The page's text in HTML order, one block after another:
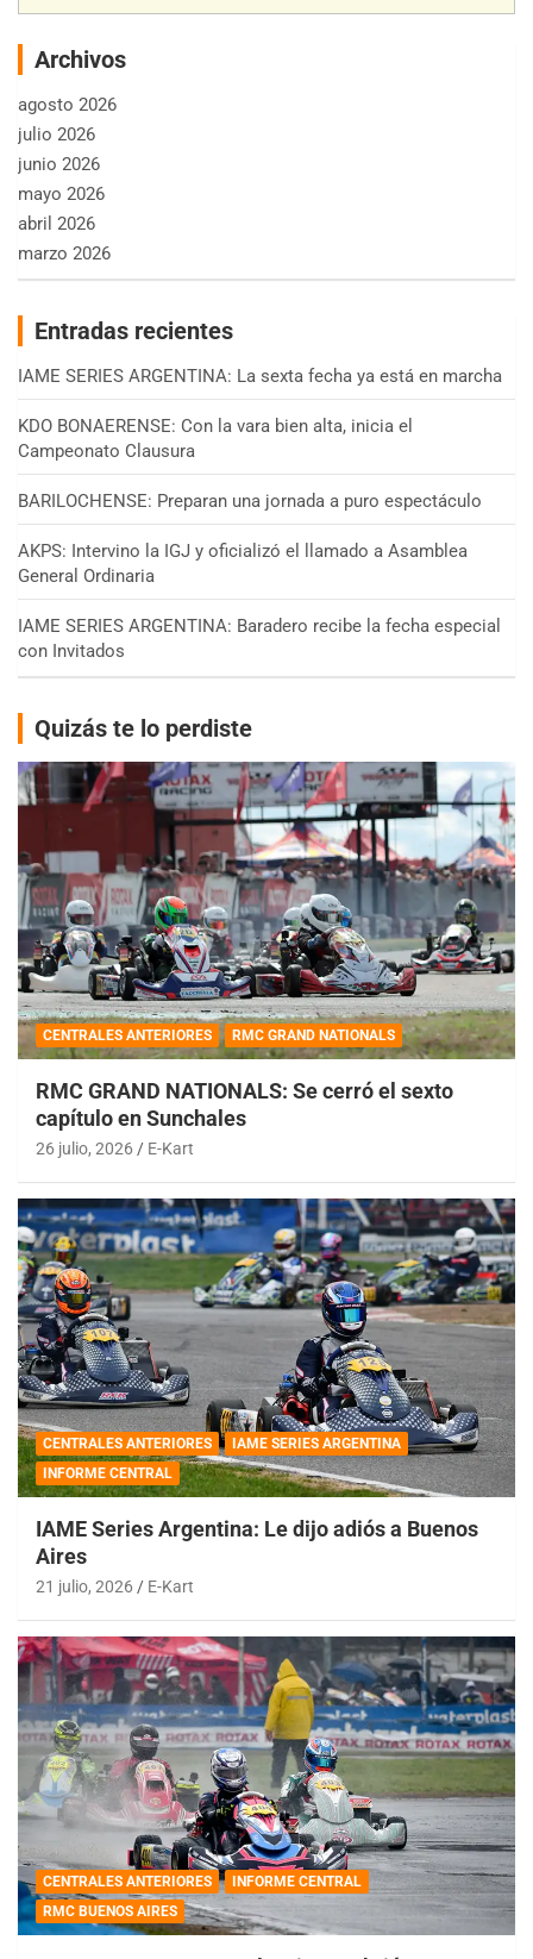
Archivos
agosto 2026
julio 2026
junio 2026
mayo 2026
abril 2026
marzo 2026
Entradas recientes
IAME SERIES ARGENTINA: La sexta fecha ya está en marcha
KDO BONAERENSE: Con la vara bien alta, inicia el
Campeonato Clausura
BARILOCHENSE: Preparan una jornada a puro espectáculo
AKPS: Intervino la IGJ y oficializó el llamado a Asamblea
General Ordinaria
IAME SERIES ARGENTINA: Baradero recibe la fecha especial
con Invitados
Quizás te lo perdiste
CENTRALES ANTERIORES RMC GRAND NATIONALS
RMC GRAND NATIONALS: Se cerró el sexto
capítulo en Sunchales
26 julio, 2026 E-Kart
CENTRALES ANTERIORES
IAME SERIES ARGENTINA
INFORME CENTRAL
IAME Series Argentina: Le dijo adiós a Buenos
Aires
21 julio, 2026 E-Kart
CENTRALES ANTERIORES
INFORME CENTRAL
RMC BUENOS AIRES